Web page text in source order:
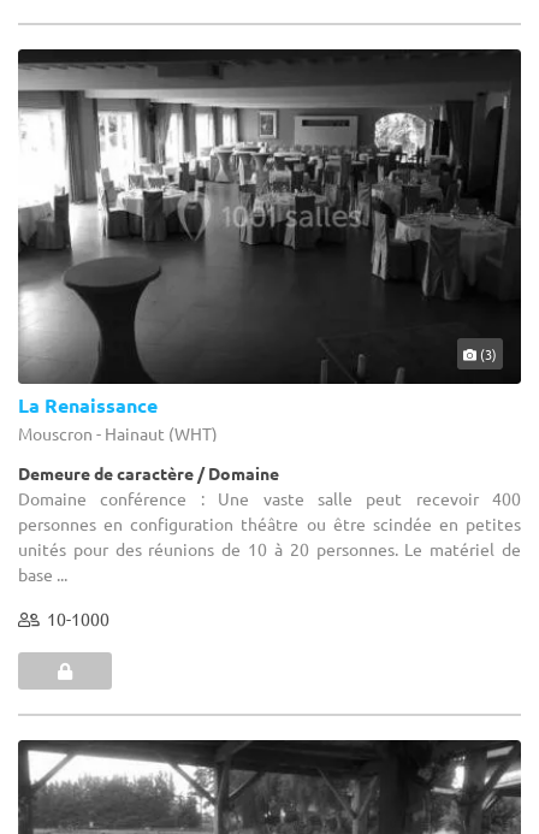
(3)
La Renaissance
Mouscron - Hainaut (WHT)
Demeure de caractère / Domaine
Domaine conférence : Une vaste salle peut recevoir 400
personnes en configuration théâtre ou être scindée en petites
unités pour des réunions de 10 à 20 personnes. Le matériel de
base ...
10-1000